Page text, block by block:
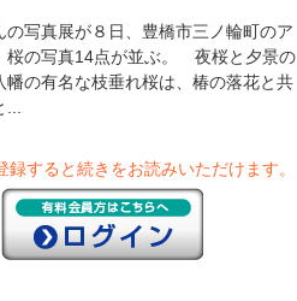
写真展が８日、豊橋市三ノ輪町のア
桜の写真14点が並ぶ。 夜桜と夕景の
の有名な枝垂れ桜は、椿の落花と共
録すると続きをお読みいただけます。